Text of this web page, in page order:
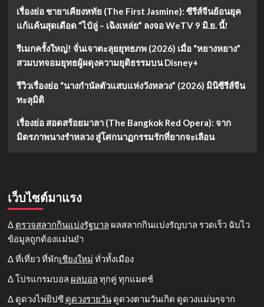
เรื่องย่อ ชายาเคียงหทัย (The First Jasmine): ซีรีส์จีนย้อนยุค
แก้แค้นสุดเดือด “ไป๋ลู่ – เฉิงเหล่ย” ลงจอ WeTV 9 มิ.ย. นี้!
รีเมกครั้งใหญ่! จั่นเจาตะลุยยุทธภพ (2026) เมื่อ “หยางหยาง”
สวมบทจอมยุทธผู้ผดุงความยุติธรรมบน Disney+
รีวิวเรื่องย่อ “นางกำนัลตัวแสบแห่งวังหลวง” (2026) มินิซีรีส์จีน
ทะลุมิติ
เรื่องย่อ สอดสร้อยมาลา (The Bangkok Red Opera): จาก
มิตรภาพนางรำหลวง สู่โศกนาฏกรรมรักที่ยากจะเลือน
เว็บไซต์มาแรง
Δ ตรวจสลากกินแบ่งรัฐบาล ผลสลากกินแบ่งรัญบาล รวดเร็ว ฉับไว
ข้อมูลถูกต้องแม่นยำ
Δ ที่เที่ยว ที่พักเชียงใหม่ ทั่วทั้งเมือง
Δ โปรแกรมบอล ผลบอล ทุกคู่ ทุกแมตช์
Δ ดูดวงไพ่ยิปซี ดูดวงรายวันดูดวงตามวันเกิด ดูดวงแม่นๆจาก